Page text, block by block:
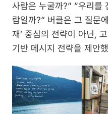
사람은 누굴까?” “우리를
람일까?” 버클은 그 질문
재’ 중심의 전략이 아닌,
기반 메시지 전략을 제안